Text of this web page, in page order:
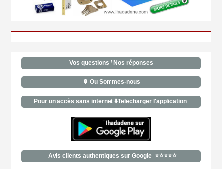
Vos questions / Nos réponses
Ou Sommes-nous
Pour un accès sans internet ⬇️Telecharger l'application
Avis clients authentiques sur Google ⭐⭐⭐⭐⭐